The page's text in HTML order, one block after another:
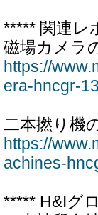
***** 関連レ
磁場カメラ
https://
era-hncgr-
二本撚り機
https://
achines-
***** H&Iグ